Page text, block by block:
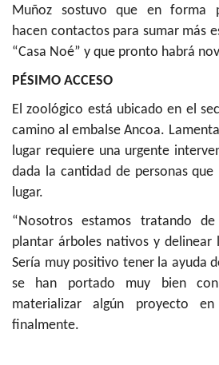
Muñoz sostuvo que en forma
hacen contactos para sumar más
“Casa Noé” y que pronto habrá
PÉSIMO ACCESO
El zoológico está ubicado en el
camino al embalse Ancoa.
lugar requiere una urgente
dada la cantidad de personas que
lugar.
“Nosotros estamos tratando
plantar árboles nativos y delinear
Sería muy positivo tener la ayuda
se han portado muy bien
materializar algún proyecto
finalmente.